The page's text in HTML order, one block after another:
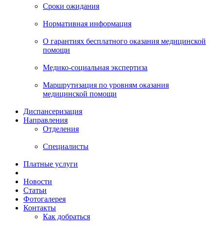
Сроки ожидания
Нормативная информация
О гарантиях бесплатного оказания медицинской
помощи
Медико-социальная экспертиза
Маршрутизация по уровням оказания
медицинской помощи
Диспансеризация
Направления
Отделения
Специалисты
Платные услуги
Новости
Статьи
Фотогалерея
Контакты
Как добраться